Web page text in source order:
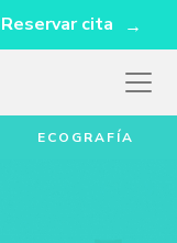
Reservar cita
ECOGRAFÍA